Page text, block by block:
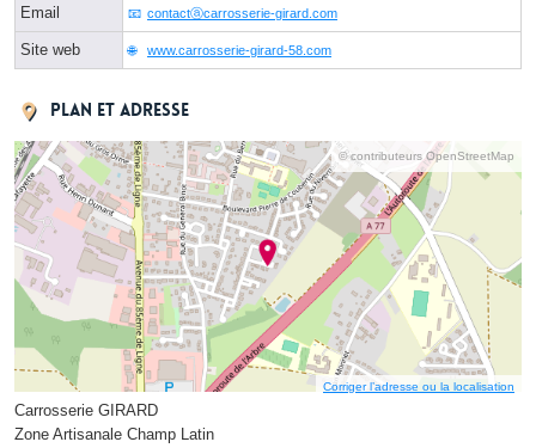
Email contactⓐcarrosserie-girard.com
Site web www.carrosserie-girard-58.com
Plan et adresse
© contributeurs OpenStreetMap
Corriger l’adresse ou la localisation
Carrosserie GIRARD
Zone Artisanale Champ Latin